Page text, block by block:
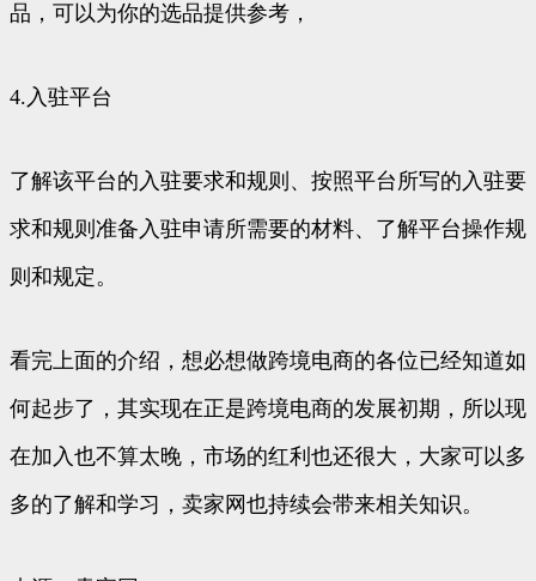
品，可以为你的选品提供参考，
4.入驻平台
了解该平台的入驻要求和规则、按照平台所写的入驻要
求和规则准备入驻申请所需要的材料、了解平台操作规
则和规定。
看完上面的介绍，想必想做跨境电商的各位已经知道如
何起步了，其实现在正是跨境电商的发展初期，所以现
在加入也不算太晚，市场的红利也还很大，大家可以多
多的了解和学习，卖家网也持续会带来相关知识。